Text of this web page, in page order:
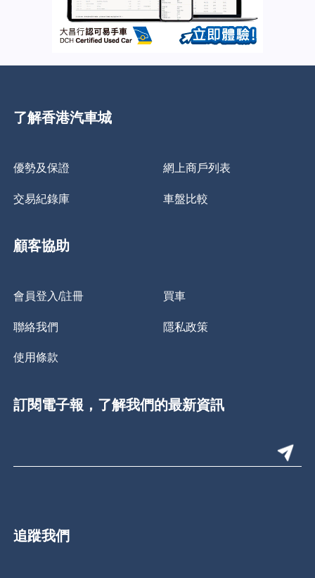
了解香港汽車城
優勢及保證 網上商戶列表
交易紀錄庫 車盤比較
顧客協助
會員登入/註冊 買車
聯絡我們 隱私政策
使用條款
訂閱電子報，了解我們的最新資訊
追蹤我們